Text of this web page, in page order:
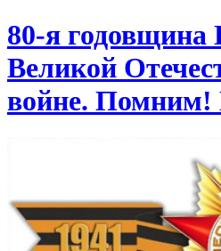
80-я годовщина
Великой
войне. Помним!